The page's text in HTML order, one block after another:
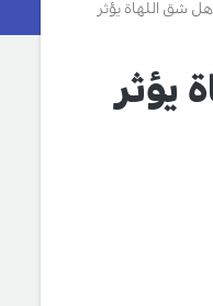
هل شق اللهاة يؤثر
يؤثر